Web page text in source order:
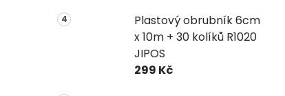
Plastový obrubník 6cm
x 10m + 30 kolíků R1020
JIPOS
299 Kč